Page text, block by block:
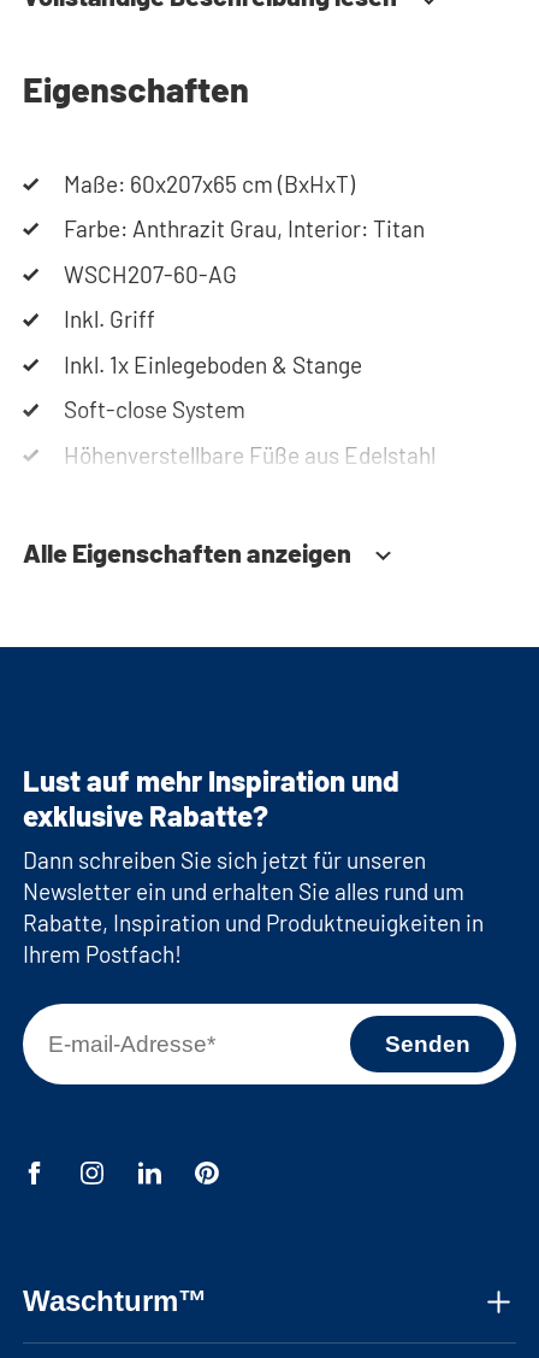
Benötigen Sie Hilfe? Hier finden Sie die
Planung Ihres Schranks? Nutzen Sie unseren
Konfigurator, um Ihren Waschmaschinenschrank
jederzeit telefonisch oder per Mail erreichen.
Eigenschaften
Maße: 60x207x65 cm (BxHxT)
Farbe: Anthrazit Grau, Interior: Titan
WSCH207-60-AG
Inkl. Griff
Inkl. 1x Einlegeboden & Stange
Soft-close System
Höhenverstellbare Füße aus Edelstahl
Accessoires)
Alle Eigenschaften anzeigen
Waschturm™
Lust auf mehr Inspiration und
exklusive Rabatte?
Dann schreiben Sie sich jetzt für unseren
Newsletter ein und erhalten Sie alles rund um
Rabatte, Inspiration und Produktneuigkeiten in
Ihrem Postfach!